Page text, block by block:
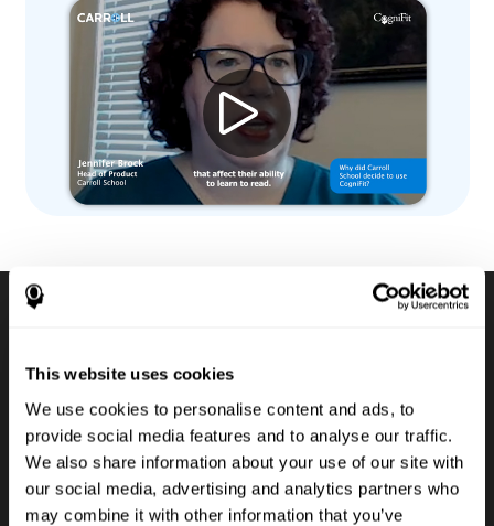
This website uses cookies
We use cookies to personalise content and ads, to
provide social media features and to analyse our traffic.
We also share information about your use of our site with
our social media, advertising and analytics partners who
may combine it with other information that you’ve
رقمية
إن كنّا نريد أن نتطوّر قدرة الطلّاب في الأوج، فمن
الضروريّ أن نعرف هذا المهارات الإدراكيّة لديها ضعف
وقوّة وتضمّنها في الأهليّات والحتوى الأكاديميّة.